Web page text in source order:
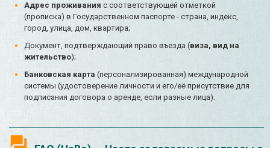
Адрес проживания с соответствующей отметкой
(прописка) в Государственном паспорте - страна, индекс,
город, улица, дом, квартира;
Документ, подтверждающий право въезда (виза, вид на
жительство);
Банковская карта (персонализированная) международной
системы (удостоверение личности и его/её присутствие для
подписания договора о аренде, если разные лица).